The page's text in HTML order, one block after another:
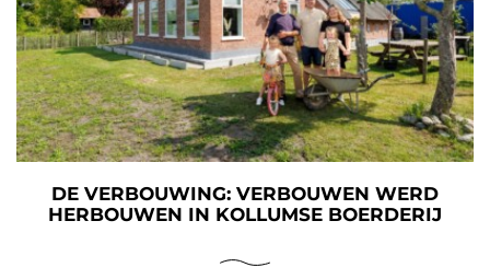
DE VERBOUWING: VERBOUWEN WERD
HERBOUWEN IN KOLLUMSE BOERDERIJ